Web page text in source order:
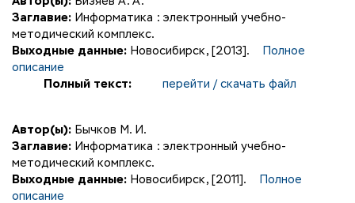
Заглавие: Информатика : электронный учебно-
методический комплекс.
Выходные данные: Новосибирск, [2013].
Полное
описание
Полный текст:
перейти / скачать файл
Автор(ы): Бычков М. И.
Заглавие: Информатика : электронный учебно-
методический комплекс.
Выходные данные: Новосибирск, [2011].
Полное
описание